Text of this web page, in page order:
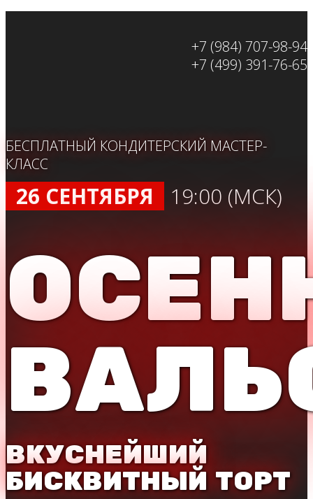
+7 (984) 707-98-94
+7 (499) 391-76-65
БЕСПЛАТНЫЙ КОНДИТЕРСКИЙ МАСТЕР-
КЛАСС
26 СЕНТЯБРЯ 19:00 (МСК)
ВКУСНЕЙШИЙ
БИСКВИТНЫЙ ТОРТ